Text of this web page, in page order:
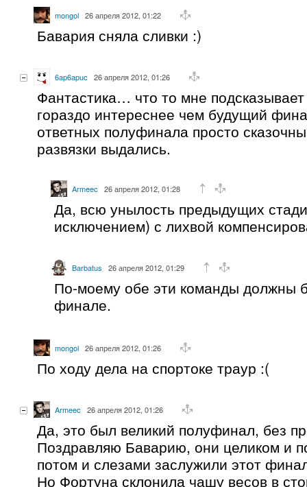
mongol 26 апреля 2012, 01:22
Бавария сняла сливки :)
6ap6apuc 26 апреля 2012, 01:26
Фантастика… что то мне
гораздо интереснее чем будущий
ответных полуфинала просто
развязки выдались.
Armeec 26 апреля 2012, 01:28
Да, всю унылость предыдущих
исключением) с лихвой
Barbatus 26 апреля 2012, 01:29
По-моему обе эти команды должны
финале.
mongol 26 апреля 2012, 01:26
По ходу дела на спортоке траур :(
Armeec 26 апреля 2012, 01:26
Да, это был великий полуфинал, без
Поздравляю Баварию, они целиком и
потом и слезами заслужили этот
Но Фортуна склонила чашу весов в